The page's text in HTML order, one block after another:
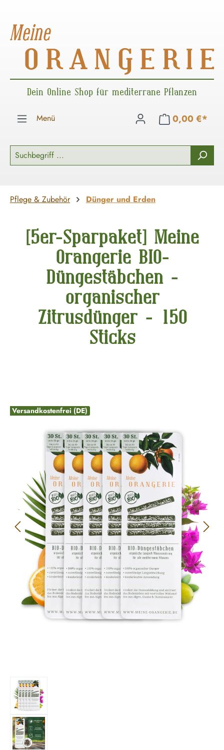
Dein Online Shop für mediterrane Pflanzen
Menü 0,00 €*
Pflege & Zubehör Dünger und Erden
[5er-Sparpaket] Meine
Orangerie BIO-
Düngestäbchen -
organischer
Zitrusdünger - 150
Sticks
Versandkostenfrei (DE)